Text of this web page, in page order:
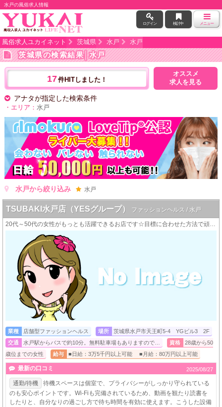
水戸の風俗求人情報
ログイン 検討中 メニュー
風俗求人ユカイネット 茨城県 水戸 水戸
茨城県の検索結果│水戸
17件HITしました！
オススメ
求人を見る
アナタが指定した検索条件
・エリア： 水戸
水戸から絞り込み 水戸
TSUBAKI水戸店（YESグループ） ファッションヘルス / 水戸
業種 店舗型ファッションヘルス 場所
茨城県水戸市天王町5-4 YGビル3 2F
交通
水戸駅からバスで約10分。無料駐車場もありますので… 資格
28歳から50
歳位までの女性
給与 ■日給：3万5千円以上可能 ■月給：80万円以上可能
最新の口コミ 2025/08/27
通勤/待機
待機スペースは個室で、プライバシーがしっかり守られている
のも安心ポイントです。Wi-Fiも完備されているため、動画を観たり読書を
したりと、自分なりの過ごし方で待ち時間を有効に使えます。こうした設備